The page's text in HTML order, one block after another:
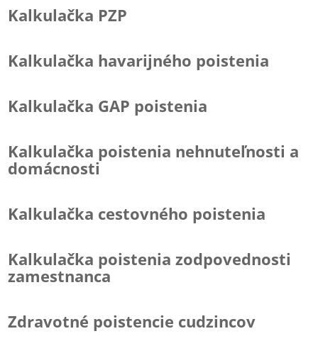
Kalkulačka PZP
Kalkulačka havarijného poistenia
Kalkulačka GAP poistenia
Kalkulačka poistenia nehnuteľnosti a
domácnosti
Kalkulačka cestovného poistenia
Kalkulačka poistenia zodpovednosti
zamestnanca
Zdravotné poistencie cudzincov